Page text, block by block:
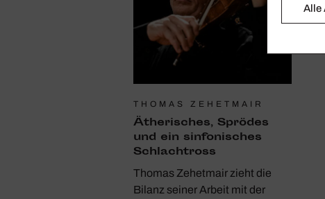
Alle
THOMAS ZEHETMAIR
Äthe­ri­sches, Sprödes
und ein sinfo­ni­sches
Schlacht­ross
Thomas Zehetmair zieht die
Bilanz seiner Arbeit mit der